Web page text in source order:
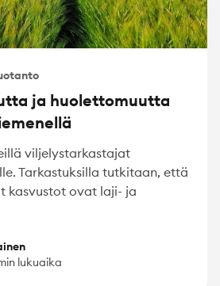
ja huolettomuutta
viljelystarkastajat
Tarkastuksilla tutkitaan, että
kasvustot ovat laji- ja
lukuaika